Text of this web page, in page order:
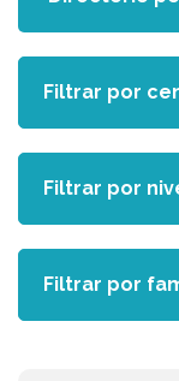
Filtrar por
Filtrar por
Filtrar por